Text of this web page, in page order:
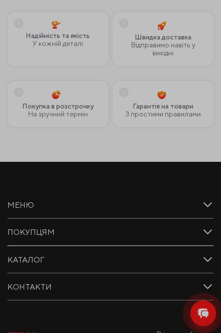
Надійність та якість
У кожній деталі
Швидка доставка
Відправимо навіть у
вихідні
Покупка в розстрочку
На зручний термін
Гарантія на товари
З простими правилами
КАТАЛОГ
ПОКУПЦЯМ
МЕНЮ
КОНТАКТИ